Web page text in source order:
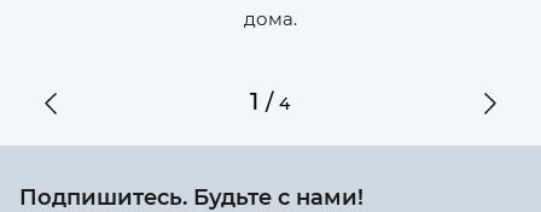
дома.
1 /4
Подпишитесь. Будьте с нами!